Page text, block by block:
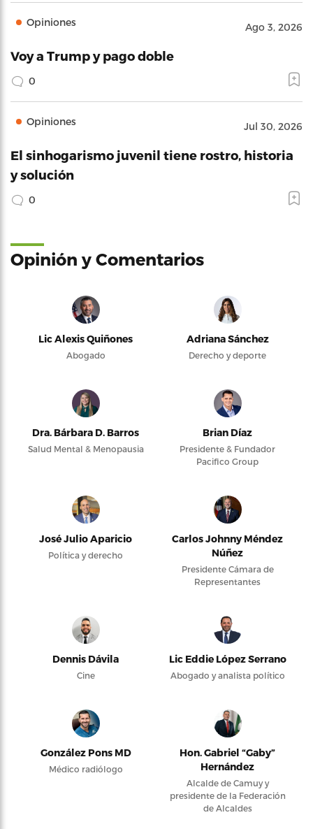
Opiniones Ago 3, 2026
Voy a Trump y pago doble
0
Opiniones Jul 30, 2026
El sinhogarismo juvenil tiene rostro, historia
y solución
0
Opinión y Comentarios
Lic Alexis Quiñones
Abogado
Adriana Sánchez
Derecho y deporte
Dra. Bárbara D. Barros
Salud Mental & Menopausia
Brian Díaz
Presidente & Fundador
Pacifico Group
José Julio Aparicio
Política y derecho
Carlos Johnny Méndez
Núñez
Presidente Cámara de
Representantes
Dennis Dávila
Cine
Lic Eddie López Serrano
Abogado y analista político
González Pons MD
Médico radiólogo
Hon. Gabriel “Gaby”
Hernández
Alcalde de Camuy y
presidente de la Federación
de Alcaldes